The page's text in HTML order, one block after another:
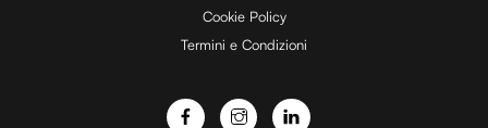
o
Cookie Policy
Termini e Condizioni